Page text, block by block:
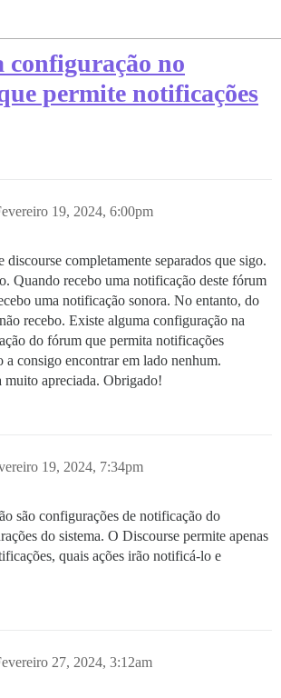
configuração no
permite notificações
19, 2024, 6:00pm
discourse completamente separados que sigo.
Quando recebo uma notificação deste fórum
uma notificação sonora. No entanto, do
recebo. Existe alguma configuração na
do fórum que permita notificações
a consigo encontrar em lado nenhum.
muito apreciada. Obrigado!
19, 2024, 7:34pm
são configurações de notificação do
do sistema. O Discourse permite apenas
quais ações irão notificá-lo e
27, 2024, 3:12am